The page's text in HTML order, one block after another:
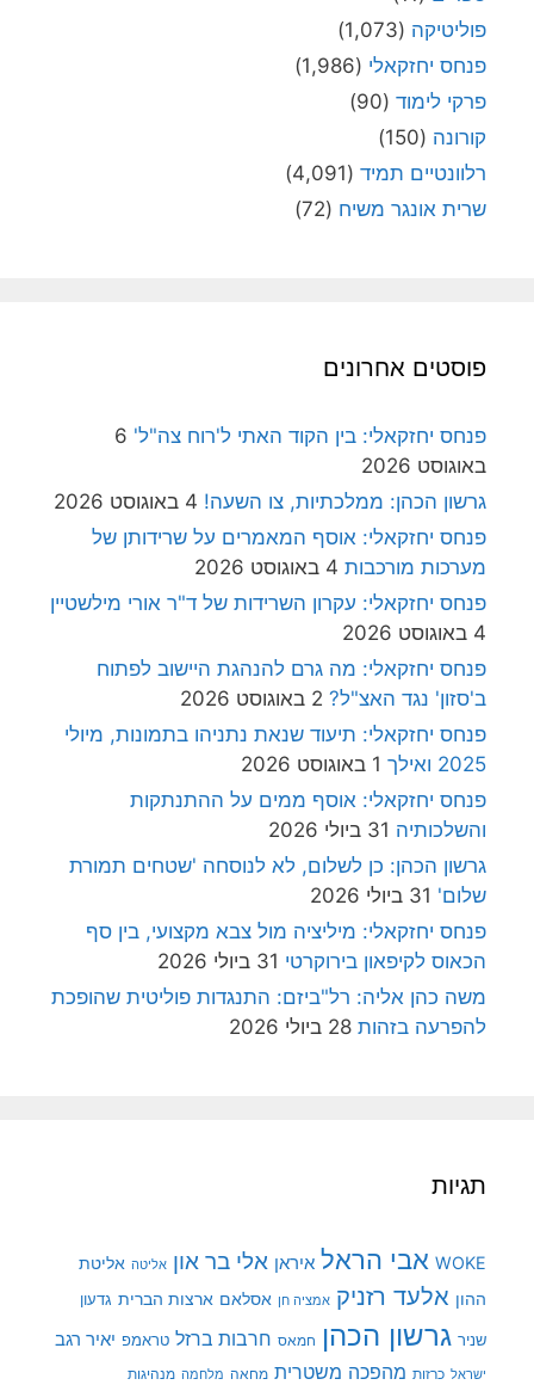
פוליטיקה (1,073)
פנחס יחזקאלי (1,986)
פרקי לימוד (90)
קורונה (150)
רלוונטיים תמיד (4,091)
שרית אונגר משיח (72)
פוסטים אחרונים
פנחס יחזקאלי: בין הקוד האתי ל'רוח צה"ל' 6
באוגוסט 2026
גרשון הכהן: ממלכתיות, צו השעה! 4 באוגוסט 2026
פנחס יחזקאלי: אוסף המאמרים על שרידותן של
מערכות מורכבות 4 באוגוסט 2026
פנחס יחזקאלי: עקרון השרידות של ד"ר אורי מילשטיין
4 באוגוסט 2026
פנחס יחזקאלי: מה גרם להנהגת היישוב לפתוח
ב'סזון' נגד האצ"ל? 2 באוגוסט 2026
פנחס יחזקאלי: תיעוד שנאת נתניהו בתמונות, מיולי
2025 ואילך
1 באוגוסט 2026
פנחס יחזקאלי: אוסף ממים על ההתנתקות
והשלכותיה 31 ביולי 2026
גרשון הכהן: כן לשלום, לא לנוסחה 'שטחים תמורת
שלום' 31 ביולי 2026
פנחס יחזקאלי: מיליציה מול צבא מקצועי, בין סף
הכאוס לקיפאון בירוקרטי 31 ביולי 2026
משה כהן אליה: רל"ביזם: התנגדות פוליטית שהופכת
להפרעה בזהות 28 ביולי 2026
תגיות
WOKE אבי הראל איראן אלי בר און אליטה אליטת
ההון אלעד רזניק אמציה חן אסלאם ארצות הברית גדעון
שניר גרשון הכהן חמאס חרבות ברזל טראמפ יאיר רגב
ישראל כרזות מהפכה משטרית מחאה מלחמה מנהיגות